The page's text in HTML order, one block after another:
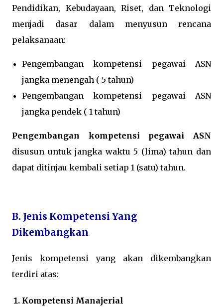
Pendidikan, Kebudayaan, Riset, dan Teknologi
menjadi dasar dalam menyusun rencana
pelaksanaan:
Pengembangan kompetensi pegawai ASN
jangka menengah ( 5 tahun)
Pengembangan kompetensi pegawai ASN
jangka pendek ( 1 tahun)
Pengembangan kompetensi pegawai ASN
disusun untuk jangka waktu 5 (lima) tahun dan
dapat ditinjau kembali setiap 1 (satu) tahun.
B. Jenis Kompetensi Yang
Dikembangkan
Jenis kompetensi yang akan dikembangkan
terdiri atas:
Kompetensi Manajerial